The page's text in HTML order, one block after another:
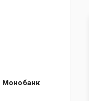
Монобанк